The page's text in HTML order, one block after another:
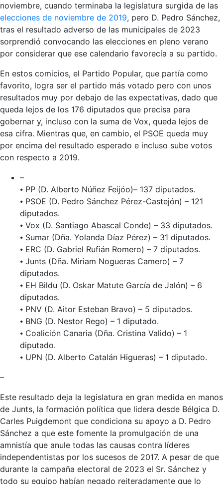
noviembre, cuando terminaba la legislatura surgida de las
elecciones de noviembre de 2019, pero D. Pedro Sánchez,
tras el resultado adverso de las municipales de 2023
sorprendió convocando las elecciones en pleno verano
por considerar que ese calendario favorecía a su partido.
En estos comicios, el Partido Popular, que partía como
favorito, logra ser el partido más votado pero con unos
resultados muy por debajo de las expectativas, dado que
queda lejos de los 176 diputados que precisa para
gobernar y, incluso con la suma de Vox, queda lejos de
esa cifra. Mientras que, en cambio, el PSOE queda muy
por encima del resultado esperado e incluso sube votos
con respecto a 2019.
–
⦁ PP (D. Alberto Núñez Feijóo)– 137 diputados.
⦁ PSOE (D. Pedro Sánchez Pérez-Castejón) – 121
diputados.
⦁ Vox (D. Santiago Abascal Conde) – 33 diputados.
⦁ Sumar (Dña. Yolanda Díaz Pérez) – 31 diputados.
⦁ ERC (D. Gabriel Rufián Romero) – 7 diputados.
⦁ Junts (Dña. Miriam Nogueras Camero) – 7
diputados.
⦁ EH Bildu (D. Oskar Matute García de Jalón) – 6
diputados.
⦁ PNV (D. Aitor Esteban Bravo) – 5 diputados.
⦁ BNG (D. Nestor Rego) – 1 diputado.
⦁ Coalición Canaria (Dña. Cristina Valido) – 1
diputado.
⦁ UPN (D. Alberto Catalán Higueras) – 1 diputado.
–
Este resultado deja la legislatura en gran medida en manos
de Junts, la formación política que lidera desde Bélgica D.
Carles Puigdemont que condiciona su apoyo a D. Pedro
Sánchez a que este fomente la promulgación de una
amnistía que anule todas las causas contra líderes
independentistas por los sucesos de 2017. A pesar de que
durante la campaña electoral de 2023 el Sr. Sánchez y
todo su equipo habían negado reiteradamente que lo